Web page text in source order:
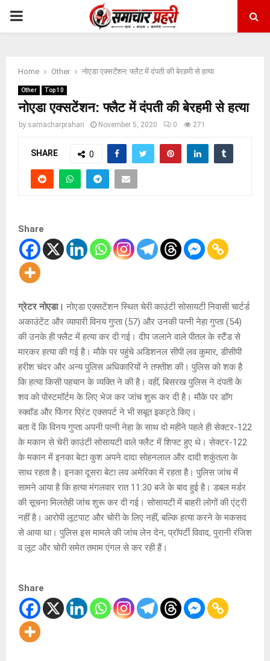
PRIMARY
Home Other नोएडा एक्सटेंशन: फ्लैट में दंपती की बेरहमी से हत्या
Other Top 10
नोएडा एक्सटेंशन: फ्लैट में दंपती की बेरहमी से हत्या
by samacharprahari November 5, 2020 0 271
SHARE 0
Share
ग्रेटर नोएडा। नोएडा एक्सटेंशन स्थित चेरी काउंटी सोसायटी निवासी चार्टर्ड
अकाउंटेंट और व्यापारी विनय गुप्ता (57) और उनकी पत्नी नेहा गुप्ता (54)
की उनके ही फ्लैट में हत्या कर दी गई। दीप जलाने वाले पीतल के स्टैंड से
मारकर हत्या की गई है। मौके पर पहुंचे अडिशनल सीपी लव कुमार, डीसीपी
हरीश चंदर और अन्य पुलिस अधिकारियों ने तफ्तीश की। पुलिस को शक है
कि हत्या किसी पहचान के व्यक्ति ने की है। वहीं, बिसरख पुलिस ने दंपती के
शव को पोस्टमॉर्टम के लिए भेज कर जांच शुरू कर दी है। मौके पर डॉग
स्क्वॉड और फिंगर प्रिंट एक्सपर्ट ने भी सबूत इकट्ठे किए।
बता दें कि विनय गुप्ता अपनी पत्नी नेहा के साथ दो महीने पहले ही सेक्टर-122
के मकान से चेरी काउंटी सोसायटी वाले फ्लैट में शिफ्ट हुए थे। सेक्टर-122
के मकान में इनका बेटा कुश अपने दादा सोहनलाल और दादी शकुंतला के
साथ रहता है। इनका दूसरा बेटा लव अमेरिका में रहता है। पुलिस जांच में
सामने आया है कि हत्या मंगलवार रात 11:30 बजे के बाद हुई है। डबल मर्डर
की सूचना मिलतेही जांच शुरू कर दी गई। सोसायटी में बाहरी लोगों की एंट्री
नहीं है। आरोपी लूटपाट और चोरी के लिए नहीं, बल्कि हत्या करने के मकसद
से आया था। पुलिस इस मामले की जांच लेन देन, प्रॉपर्टी विवाद, पुरानी रंजिश
व लूट और चोरी समेत तमाम एंगल से कर रही हैं।
Share